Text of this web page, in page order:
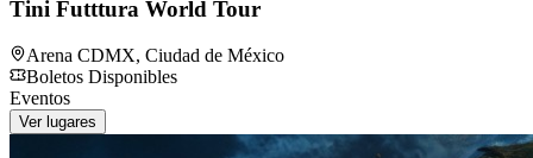
Tini Futttura World Tour
Arena CDMX, Ciudad de México
Boletos Disponibles
Eventos
Ver lugares